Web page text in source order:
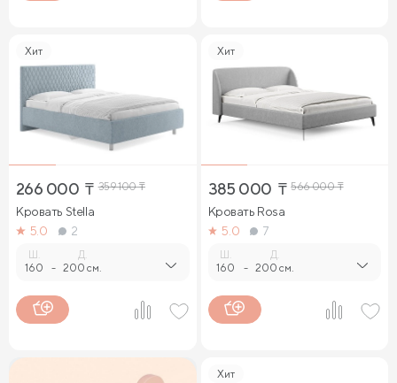
Хит
266 000 ₸ 359 100₸
Кровать Stella
5.0
2
160 -
Д.
200 см.
Хит
385 000 ₸ 566 000₸
Кровать Rosa
5.0
7
160 -
Д.
200 см.
Хит